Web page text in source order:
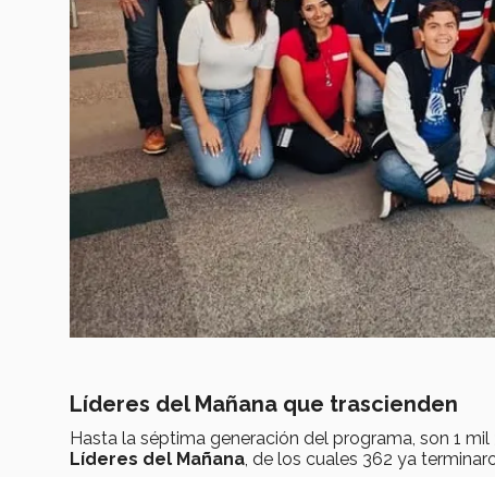
Líderes del Mañana que trascienden
Hasta la séptima generación del programa, son 1
Líderes del Mañana, de los cuales 362 ya